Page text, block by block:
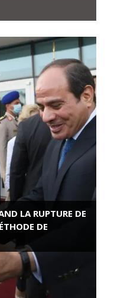
LA RUPTURE DE
DE
RESISTANCE